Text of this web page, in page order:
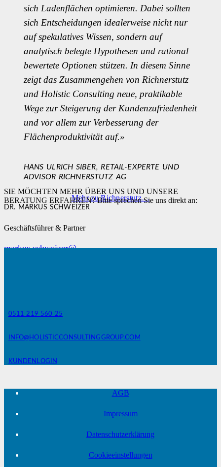
sich Ladenflächen optimieren. Dabei sollten
sich Entscheidungen idealerweise nicht nur
auf spekulatives Wissen, sondern auf
analytisch belegte Hypothesen und rational
bewertete Optionen stützen. In diesem Sinne
zeigt das Zusammengehen von Richnerstutz
und Holistic Consulting neue, praktikable
Wege zur Steigerung der Kundenzufriedenheit
und vor allem zur Verbesserung der
Flächenproduktivität auf.»
HANS ULRICH SIBER, RETAIL-EXPERTE UND
ADVISOR RICHNERSTUTZ AG
Mehr zu Richnerstutz…
SIE MÖCHTEN MEHR ÜBER UNS UND UNSERE
BERATUNG ERFAHREN? Bitte sprechen Sie uns direkt an:
DR. MARKUS SCHWEIZER
Geschäftsführer & Partner
markus.schweizer@
0511 219 560 25
INFO@HOLISTICCONSULTINGGROUP.COM
KUNDENLOGIN
AGB
Impressum
Datenschutzerklärung
Cookieeinstellungen